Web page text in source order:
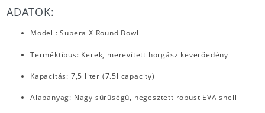
ADATOK:
Modell: Supera X Round Bowl
Terméktípus: Kerek, merevített horgász keverőedény
Kapacitás: 7,5 liter (7.5l capacity)
Alapanyag: Nagy sűrűségű, hegesztett robust EVA shell